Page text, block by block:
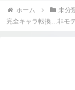
ホーム 未分
完全キャラ転換…非モ